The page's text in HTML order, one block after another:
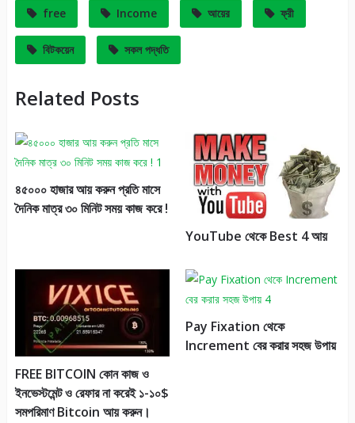
free Income আয়ের ফ্রী
বিটকয়েন সকল পদ্ধতি
Related Posts
৪৫০০০ হাজার আয় করুন প্রতি মাসে
দৈনিক মাত্র ৩০ মিনিট সময় কাজ করে !
YouTube থেকে Best 4 আয়
FREE BITCOIN কোন কাজ ও
ইনভেস্টমেন্ট ও রেফার না করেই ১-১০$
সমপরিমাণ Bitcoin আয় করুন।
Pay Fixation থেকে
Increment বের করার সহজ উপায়